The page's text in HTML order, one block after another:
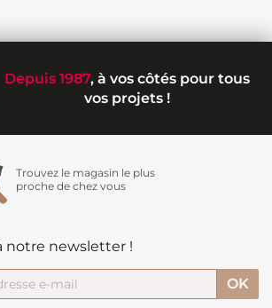
Depuis 1987, à vos côtés pour tous
vos projets !
Trouvez le magasin le plus
proche de chez vous
notre newsletter !